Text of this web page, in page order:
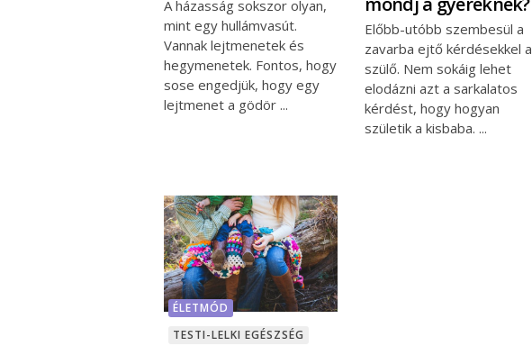
A házasság sokszor olyan,
mint egy hullámvasút.
Vannak lejtmenetek és
hegymenetek. Fontos, hogy
sose engedjük, hogy egy
lejtmenet a gödör
Előbb-utóbb szembesül a
zavarba ejtő kérdésekkel a
szülő. Nem sokáig lehet
elodázni azt a sarkalatos
kérdést, hogy hogyan
születik a kisbaba.
ÉLETMÓD
TESTI-LELKI EGÉSZSÉG